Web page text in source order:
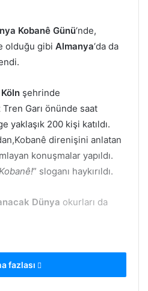
Kobanê Günü‘nde,
olduğu gibi Almanya‘da da
Köln şehrinde
Garı önünde saat
yaklaşık 200 kişi katıldı.
direnişini anlatan
konuşmalar yapıldı.
” sloganı haykırıldı.
Dünya okurları da
fazlası